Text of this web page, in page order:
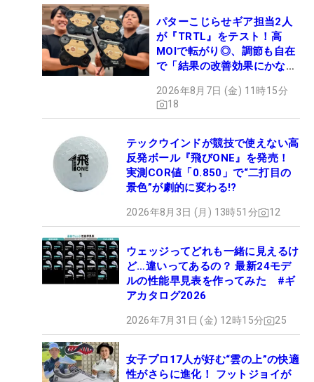
パターこじらせギア担当2人
が『TRTL』をテスト！高
MOIで転がり◎、調節も自在
で「結果の改善効果にかなり
2026年8月7日 (金) 11時15分
18
テックウインドが競技で使えない高
反発ボール『飛びONE』を発売！
実測COR値「0.850」で“二打目の
景色”が劇的に変わる!?
2026年8月3日 (月) 13時51分 12
ウェッジってどれも一緒に見えるけ
ど…違いってあるの？ 最新24モデ
ルの性能早見表を作ってみた #ギ
アカタログ2026
2026年7月31日 (金) 12時15分 25
女子プロ17人が好む“雲の上”の快適
性がさらに進化！ フットジョイが